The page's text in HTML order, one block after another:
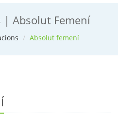
| Absolut Femení
Absolut femení